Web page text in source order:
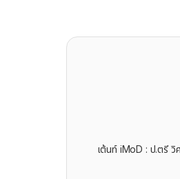
เต้นท์ iMoD : ป.ตรี